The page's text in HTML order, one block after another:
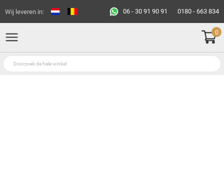
Wij leveren in: 06 - 30 91 90 91 0180 - 663 834
0